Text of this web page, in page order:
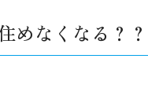
めなくなる？？